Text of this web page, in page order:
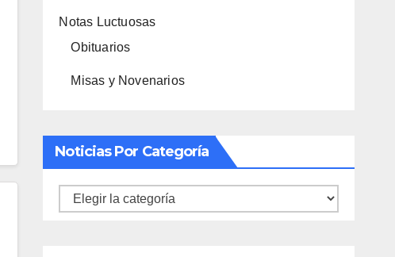
Notas Luctuosas
Obituarios
Misas y Novenarios
Noticias Por Categoría
Noticias